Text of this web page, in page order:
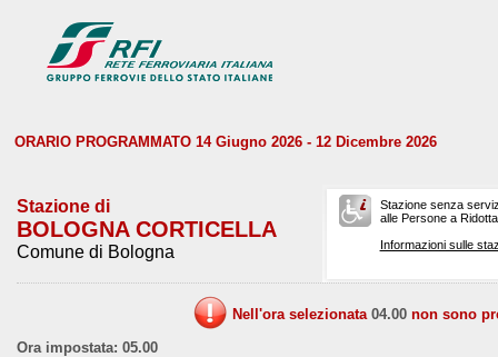
ORARIO PROGRAMMATO 14 Giugno 2026 - 12 Dicembre 2026
Stazione di
BOLOGNA CORTICELLA
Comune di Bologna
Stazione senza
alle Persone a
Informazioni sulle
Nell'ora selezionata 04.00 non sono
Ora impostata: 05.00